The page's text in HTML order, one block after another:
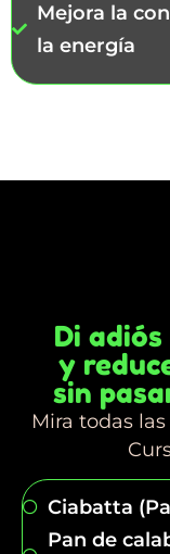
Mejora la
la energía
Di
y
sin
Mira todas
Ciabatta
Pan de